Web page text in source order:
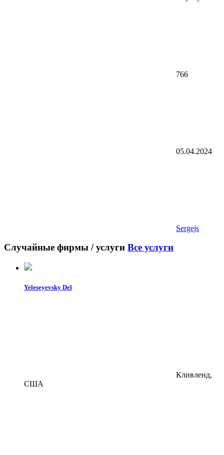
766
05.04.2024
Sergejs
Случайные фирмы / услуги Все услуги
Yeleseyevsky Del
Кливленд,
США